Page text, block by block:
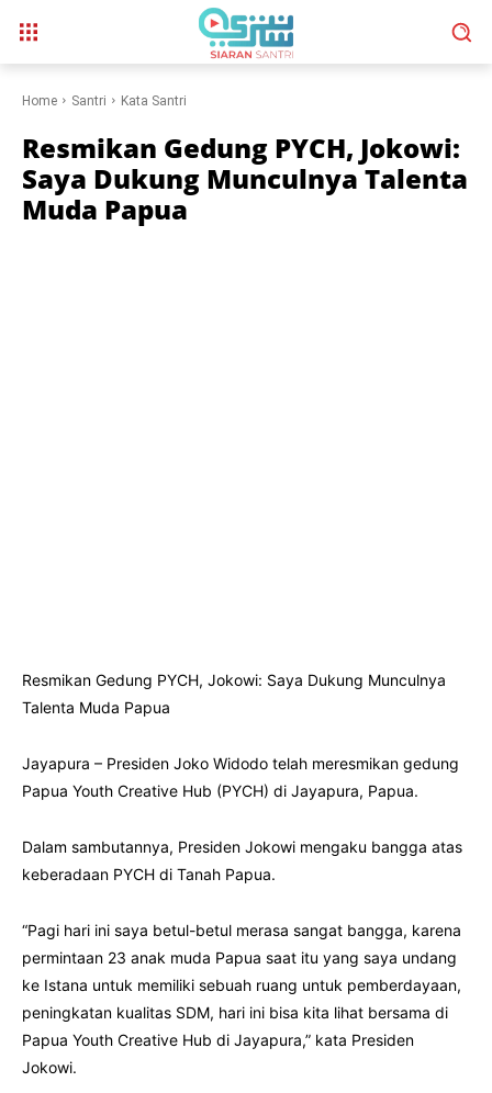
Home Santri Kata Santri
Resmikan Gedung PYCH, Jokowi:
Saya Dukung Munculnya Talenta
Muda Papua
Resmikan Gedung PYCH, Jokowi: Saya Dukung Munculnya
Talenta Muda Papua
Jayapura – Presiden Joko Widodo telah meresmikan gedung
Papua Youth Creative Hub (PYCH) di Jayapura, Papua.
Dalam sambutannya, Presiden Jokowi mengaku bangga atas
keberadaan PYCH di Tanah Papua.
“Pagi hari ini saya betul-betul merasa sangat bangga, karena
permintaan 23 anak muda Papua saat itu yang saya undang
ke Istana untuk memiliki sebuah ruang untuk pemberdayaan,
peningkatan kualitas SDM, hari ini bisa kita lihat bersama di
Papua Youth Creative Hub di Jayapura,” kata Presiden
Jokowi.